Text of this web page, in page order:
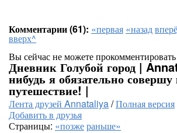
Комментарии (61): «первая «назад
вверх^
Вы сейчас не можете
Дневник Голубой город |
нибудь я обязательно совершу
путешествие! |
Лента друзей Annataliya/Полная версия
Добавить в друзья
Страницы: «позжераньше»